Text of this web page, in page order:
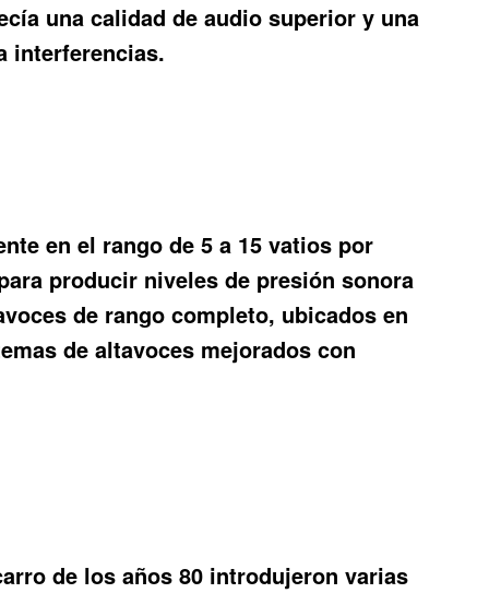
una calidad de audio superior y una
interferencias.
en el rango de 5 a 15 vatios por
producir niveles de presión sonora
de rango completo, ubicados en
de altavoces mejorados con
de los años 80 introdujeron varias